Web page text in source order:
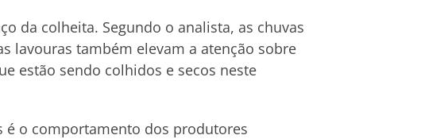
da colheita. Segundo o analista, as chuvas
lavouras também elevam a atenção sobre
estão sendo colhidos e secos neste
o comportamento dos produtores